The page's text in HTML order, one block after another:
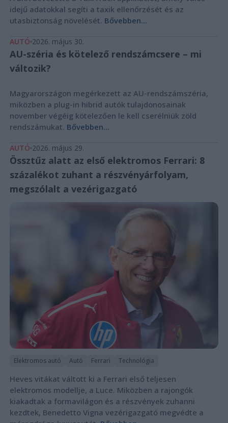
idejű adatokkal segíti a taxik ellenőrzését és az
utasbiztonság növelését. Bővebben...
AUTÓ 2026. május 30.
AU-széria és kötelező rendszámcsere – mi
változik?
Magyarországon megérkezett az AU-rendszámszéria,
miközben a plug-in hibrid autók tulajdonosainak
november végéig kötelezően le kell cserélniük zöld
rendszámukat. Bővebben...
AUTÓ 2026. május 29.
Össztűz alatt az első elektromos Ferrari: 8
százalékot zuhant a részvényárfolyam,
megszólalt a vezérigazgató
Elektromos autó Autó Ferrari Technológia
Heves vitákat váltott ki a Ferrari első teljesen
elektromos modellje, a Luce. Miközben a rajongók
kiakadtak a formavilágon és a részvények zuhanni
kezdtek, Benedetto Vigna vezérigazgató megvédte a